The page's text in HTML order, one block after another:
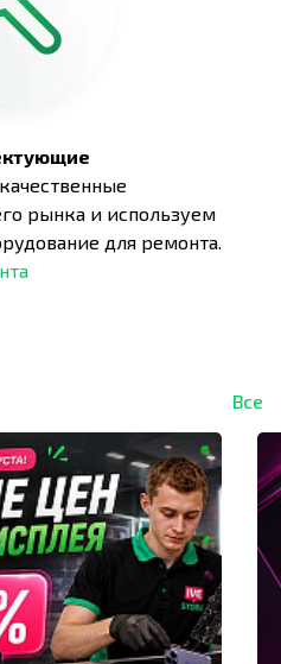
рынка и используем
для ремонта.
Все